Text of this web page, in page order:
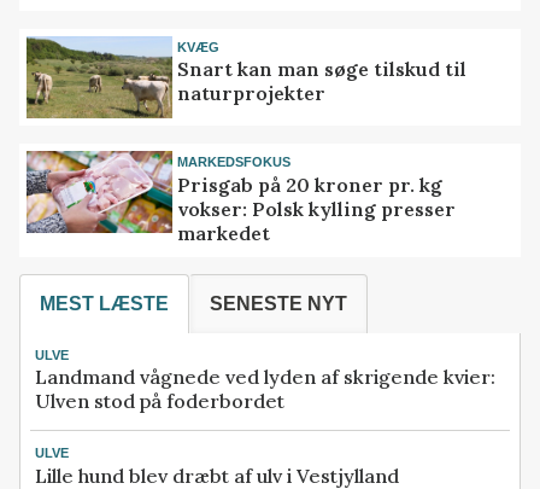
KVÆG
Snart kan man søge tilskud til
naturprojekter
MARKEDSFOKUS
Prisgab på 20 kroner pr. kg
vokser: Polsk kylling presser
markedet
MEST LÆSTE SENESTE NYT
ULVE
Landmand vågnede ved lyden af skrigende kvier:
Ulven stod på foderbordet
ULVE
Lille hund blev dræbt af ulv i Vestjylland